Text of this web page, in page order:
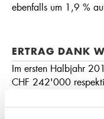
ebenfalls um 1,9 %
ERTRAG DANK
Im ersten Halbjahr
CHF 242'000